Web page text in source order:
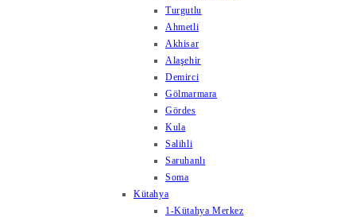
Turgutlu
Ahmetli
Akhisar
Alaşehir
Demirci
Gölmarmara
Gördes
Kula
Salihli
Saruhanlı
Soma
Kütahya
1-Kütahya Merkez